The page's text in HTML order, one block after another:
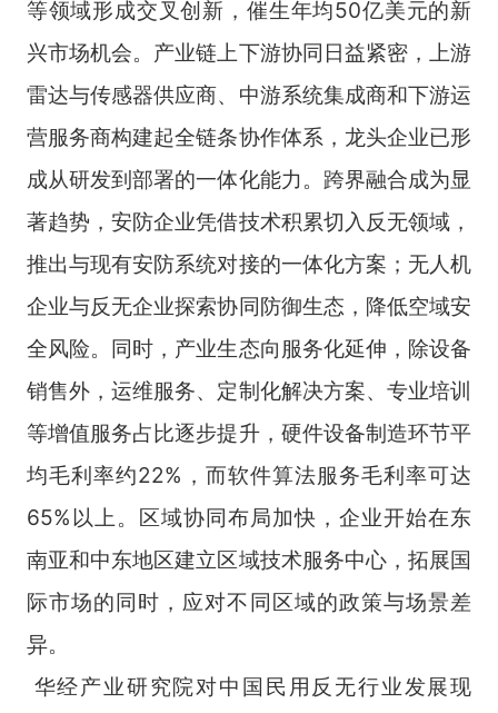
等领域形成交叉创新，催生年均50亿美元的新
兴市场机会。产业链上下游协同日益紧密，上游
雷达与传感器供应商、中游系统集成商和下游运
营服务商构建起全链条协作体系，龙头企业已形
成从研发到部署的一体化能力。跨界融合成为显
著趋势，安防企业凭借技术积累切入反无领域，
推出与现有安防系统对接的一体化方案；无人机
企业与反无企业探索协同防御生态，降低空域安
全风险。同时，产业生态向服务化延伸，除设备
销售外，运维服务、定制化解决方案、专业培训
等增值服务占比逐步提升，硬件设备制造环节平
均毛利率约22%，而软件算法服务毛利率可达
65%以上。区域协同布局加快，企业开始在东
南亚和中东地区建立区域技术服务中心，拓展国
际市场的同时，应对不同区域的政策与场景差
异。
华经产业研究院对中国民用反无行业发展现